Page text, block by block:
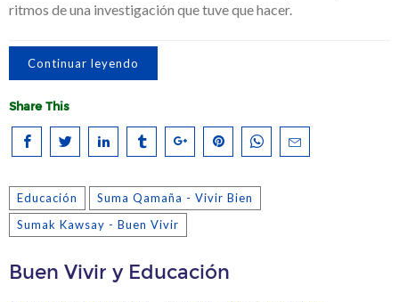
ritmos de una investigación que tuve que hacer.
Continuar leyendo
Share This
Educación
Suma Qamaña - Vivir Bien
Sumak Kawsay - Buen Vivir
Buen Vivir y Educación